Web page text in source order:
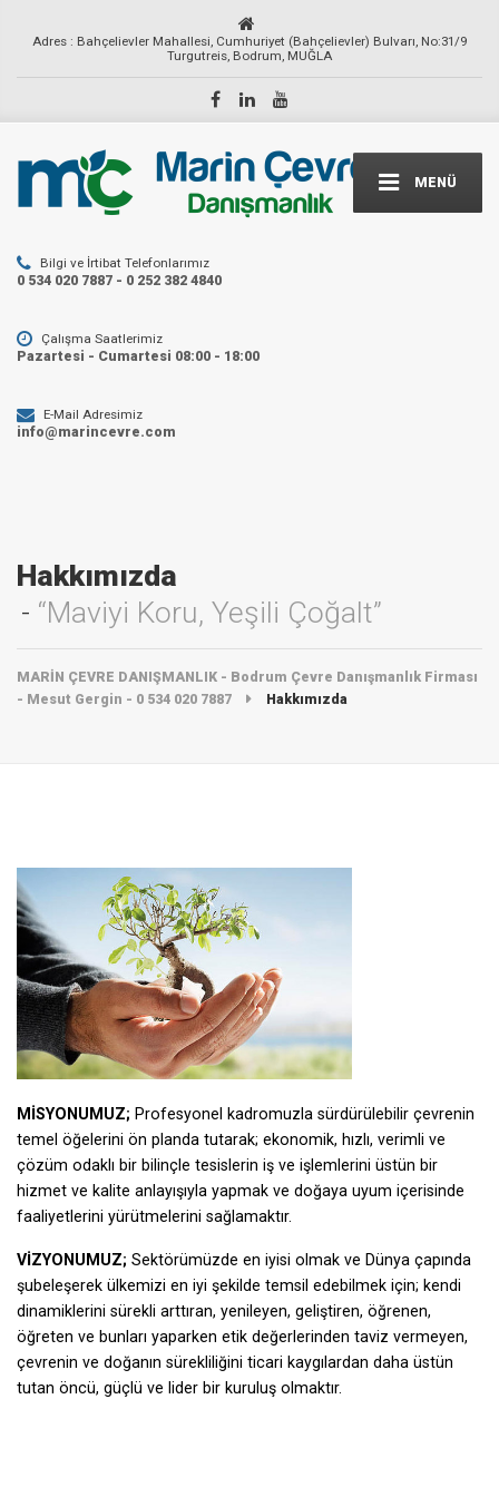
Adres : Bahçelievler Mahallesi, Cumhuriyet (Bahçelievler) Bulvarı, No:31/9
Turgutreis, Bodrum, MUĞLA
MENÜ
Bilgi ve İrtibat Telefonlarımız
0 534 020 7887 - 0 252 382 4840
Çalışma Saatlerimiz
Pazartesi - Cumartesi 08:00 - 18:00
E-Mail Adresimiz
info@marincevre.com
Hakkımızda
“Maviyi Koru, Yeşili Çoğalt”
MARİN ÇEVRE DANIŞMANLIK - Bodrum Çevre Danışmanlık Firması
- Mesut Gergin - 0 534 020 7887
Hakkımızda
MİSYONUMUZ; Profesyonel kadromuzla sürdürülebilir çevrenin
temel öğelerini ön planda tutarak; ekonomik, hızlı, verimli ve
çözüm odaklı bir bilinçle tesislerin iş ve işlemlerini üstün bir
hizmet ve kalite anlayışıyla yapmak ve doğaya uyum içerisinde
faaliyetlerini yürütmelerini sağlamaktır.
VİZYONUMUZ; Sektörümüzde en iyisi olmak ve Dünya çapında
şubeleşerek ülkemizi en iyi şekilde temsil edebilmek için; kendi
dinamiklerini sürekli arttıran, yenileyen, geliştiren, öğrenen,
öğreten ve bunları yaparken etik değerlerinden taviz vermeyen,
çevrenin ve doğanın sürekliliğini ticari kaygılardan daha üstün
tutan öncü, güçlü ve lider bir kuruluş olmaktır.